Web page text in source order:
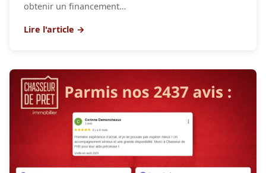
obtenir un financement…
Lire l'article →